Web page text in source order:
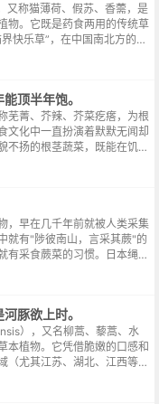
称猫薄荷、假苏、香薷，是
物。它既是药食两用的传统草
快乐草”，在中国南北方的饮
芥和罗勒虽然都是唇形科的
顶半年饱。
芜菁、芥辣、芥菜疙瘩，为根
文化中一直扮演着默默无闻却
不扬的根茎蔬菜，既能在饥荒
月化身美味。它就像一位历
姓生活的...
，早在几千年前就被人类采集
就有"陟彼南山，言采其蕨"的
有采食蕨菜的习惯。日本绳文
，证实其食用历史之悠久。
因其...
豚欲上时。
），又名柳蒿、藜蒿、水
本植物。它凭借脆嫩的口感和
（尤其江苏、湖北、江西等
”，甚至被南京人誉为“金陵